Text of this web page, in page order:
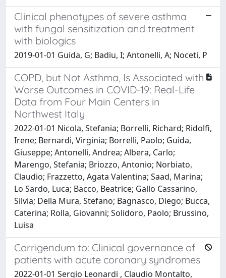
Clinical phenotypes of severe asthma
with fungal sensitization and treatment
with biologics
2019-01-01 Guida, G; Badiu, I; Antonelli, A; Noceti, P
COPD, but Not Asthma, Is Associated with
Worse Outcomes in COVID-19: Real-Life
Data from Four Main Centers in
Northwest Italy
2022-01-01 Nicola, Stefania; Borrelli, Richard; Ridolfi,
Irene; Bernardi, Virginia; Borrelli, Paolo; Guida,
Giuseppe; Antonelli, Andrea; Albera, Carlo;
Marengo, Stefania; Briozzo, Antonio; Norbiato,
Claudio; Frazzetto, Agata Valentina; Saad, Marina;
Lo Sardo, Luca; Bacco, Beatrice; Gallo Cassarino,
Silvia; Della Mura, Stefano; Bagnasco, Diego; Bucca,
Caterina; Rolla, Giovanni; Solidoro, Paolo; Brussino,
Luisa
Corrigendum to: Clinical governance of
patients with acute coronary syndromes
2022-01-01 Sergio Leonardi , Claudio Montalto,